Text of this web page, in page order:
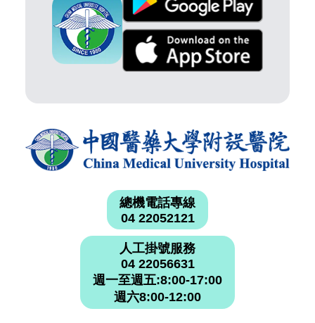
總機電話專線
04 22052121
人工掛號服務
04 22056631
週一至週五:8:00-17:00
週六8:00-12:00